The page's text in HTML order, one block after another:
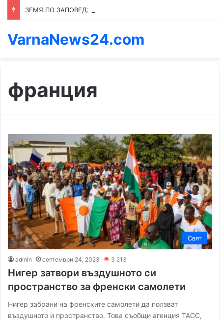
VarnaNews24.com
франция
Свят
admin септември 24, 2023 3 213
Нигер затвори въздушното си
пространство за френски самолети
Нигер забрани на френските самолети да ползват
въздушното ѝ пространство. Това съобщи агенция ТАСС,